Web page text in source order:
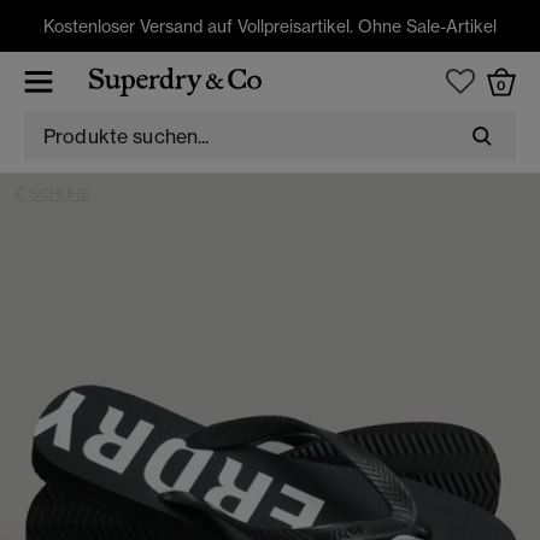
Kostenloser Versand auf Vollpreisartikel. Ohne Sale-Artikel
0